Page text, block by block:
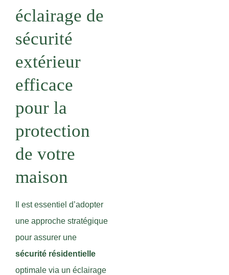
éclairage de
sécurité
extérieur
efficace
pour la
protection
de votre
maison
Il est essentiel d’adopter
une approche stratégique
pour assurer une
sécurité résidentielle
optimale via un éclairage